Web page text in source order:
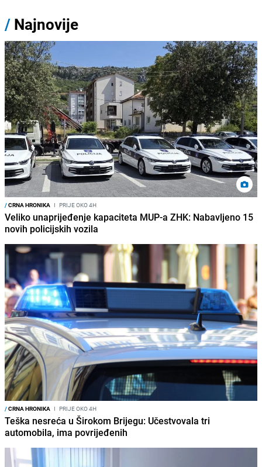
/ Najnovije
/CRNA HRONIKA I PRIJE OKO 4H
Veliko unaprijeđenje kapaciteta MUP-a ZHK: Nabavljeno 15
novih policijskih vozila
/CRNA HRONIKA I PRIJE OKO 4H
Teška nesreća u Širokom Brijegu: Učestvovala tri
automobila, ima povrijeđenih